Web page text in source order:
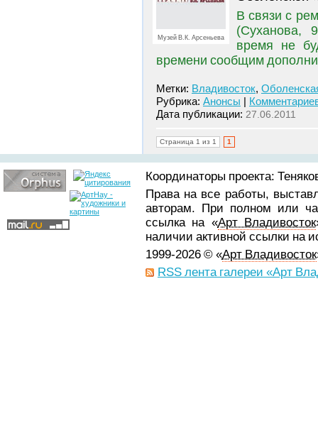
Музей В.К. Арсеньева
В связи с
(Суханова,
время не
времени сообщим
Метки: Владивосток,
Рубрика: Анонсы |
Дата публикации: 27.06.2011
Страница 1 из 1 1
Координаторы проекта:
Права на все работы,
авторам. При полном или
ссылка на «Арт Владивосток
наличии активной ссылки на
1999-2026 © «Арт Владивосток
RSS лента галереи «Арт